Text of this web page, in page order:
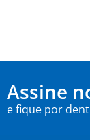
Assine
e fique por